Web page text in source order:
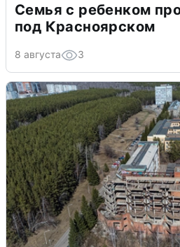
Семья с ребенком
под Красноярском
8 августа 3